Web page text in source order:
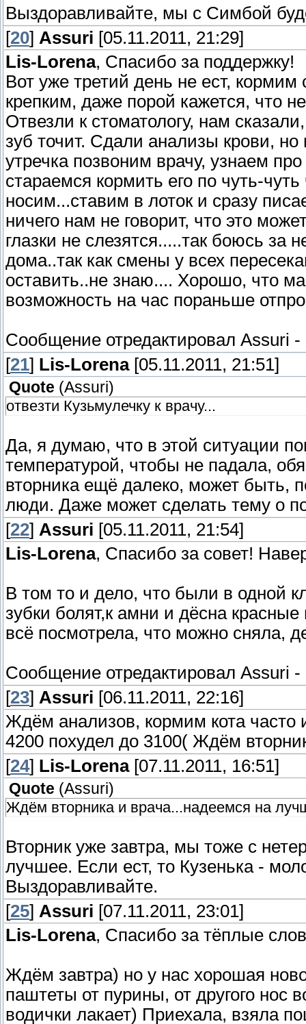
Выздоравливайте, мы с Симбой
[20] Assuri [05.11.2011, 21:29]
Lis-Lorena, Спасибо за поддержку!
Вот уже третий день не ест,
крепким, даже порой кажется, что
Отвезли к стоматологу, нам
зуб точит. Сдали анализы крови, но
утречка позвоним врачу, узнаем
стараемся кормить его по чуть-
носим...ставим в лоток и сразу
ничего нам не говорит, что это
глазки не слезятся.....так боюсь за
дома..так как смены у всех
оставить..не знаю.... Хорошо, что
возможность на час пораньше
Сообщение отредактировал Assuri -
[21] Lis-Lorena[05.11.2011, 21:51]
Quote (Assuri)
отвезти Кузьмулечку к врачу...
Да, я думаю, что в этой ситуации
температурой, чтобы не падала,
вторника ещё далеко, может быть,
люди. Даже может сделать тему о
[22] Assuri [05.11.2011, 21:54]
Lis-Lorena, Спасибо за совет!
В том то и дело, что были в одной
зубки болят,к амни и дёсна
всё посмотрела, что можно сняла,
Сообщение отредактировал Assuri -
[23] Assuri [06.11.2011, 22:16]
Ждём анализов, кормим кота часто
4200 похудел до 3100( Ждём
[24] Lis-Lorena[07.11.2011, 16:51]
Quote (Assuri)
Ждём вторника и врача...надеемся на
Вторник уже завтра, мы тоже с
лучшее. Если ест, то Кузенька -
Выздоравливайте.
[25] Assuri [07.11.2011, 23:01]
Lis-Lorena, Спасибо за тёплые
Ждём завтра) но у нас хорошая
паштеты от пурины, от другого нос
водички лакает) Приехала, взяла